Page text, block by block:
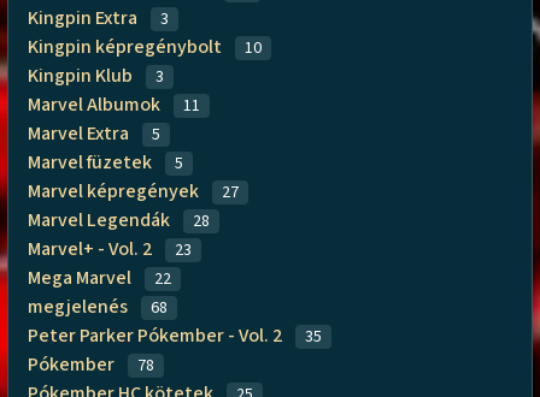
Kingpin Extra 3
Kingpin képregénybolt 10
Kingpin Klub 3
Marvel Albumok 11
Marvel Extra 5
Marvel füzetek 5
Marvel képregények 27
Marvel Legendák 28
Marvel+ - Vol. 2 23
Mega Marvel 22
megjelenés 68
Peter Parker Pókember - Vol. 2 35
Pókember 78